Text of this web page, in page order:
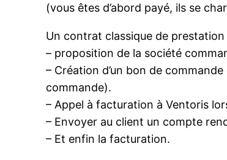
(vous êtes d’abord payé, ils se
Un contrat classique de
– proposition de la société
– Création d’un bon de
commande).
– Appel à facturation à Ventoris
– Envoyer au client un compte
– Et enfin la facturation.